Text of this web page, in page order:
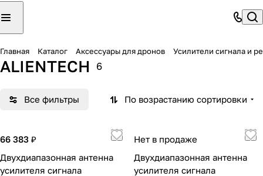
Главная Каталог Аксессуары для дронов Усилители сигнала и
ALIENTECH 6
Все фильтры По возрастанию сортировки
66 383 ₽
Двухдиапазонная антенна
усилителя сигнала
Нет в продаже
Двухдиапазонная антенна
усилителя сигнала